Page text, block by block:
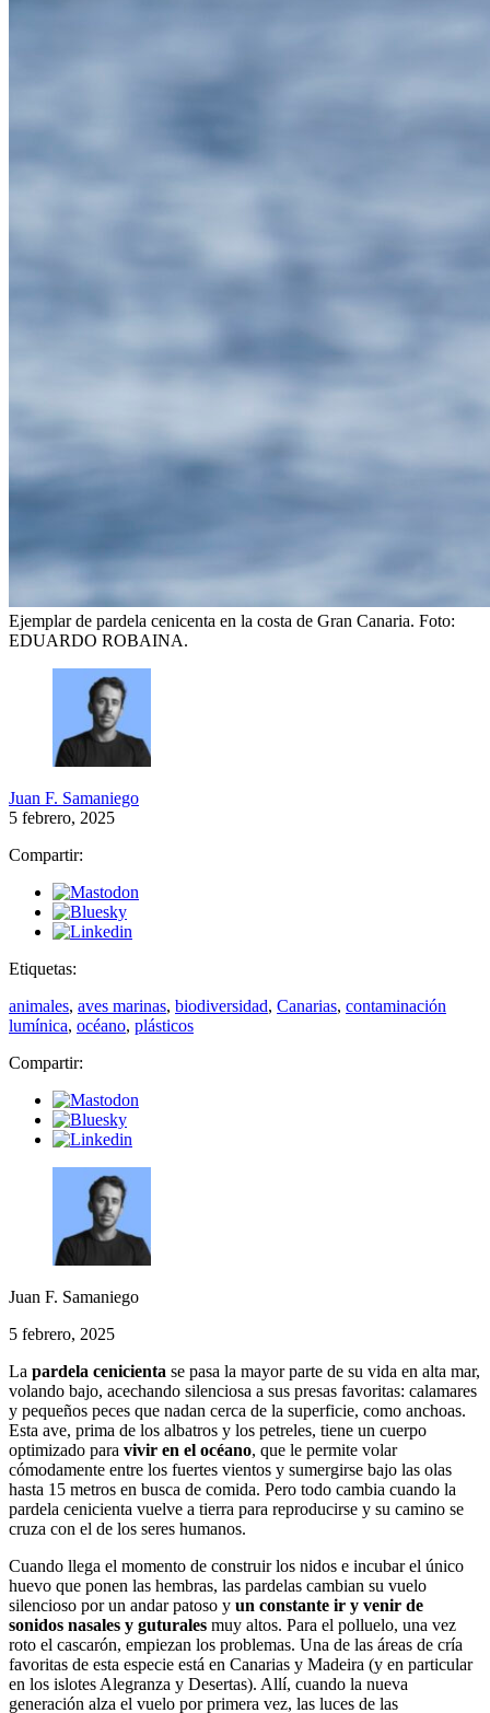
Ejemplar de pardela cenicenta en la costa de Gran Canaria. Foto:
EDUARDO ROBAINA.
Juan F. Samaniego
5 febrero, 2025
Compartir:
Etiquetas:
animales, aves marinas, biodiversidad, Canarias, contaminación
lumínica, océano, plásticos
Compartir:
Juan F. Samaniego
5 febrero, 2025
La pardela cenicienta se pasa la mayor parte de su vida en alta mar,
volando bajo, acechando silenciosa a sus presas favoritas: calamares
y pequeños peces que nadan cerca de la superficie, como anchoas.
Esta ave, prima de los albatros y los petreles, tiene un cuerpo
optimizado para vivir en el océano, que le permite volar
cómodamente entre los fuertes vientos y sumergirse bajo las olas
hasta 15 metros en busca de comida. Pero todo cambia cuando la
pardela cenicienta vuelve a tierra para reproducirse y su camino se
cruza con el de los seres humanos.
Cuando llega el momento de construir los nidos e incubar el único
huevo que ponen las hembras, las pardelas cambian su vuelo
silencioso por un andar patoso y un constante ir y venir de
sonidos nasales y guturales muy altos. Para el polluelo, una vez
roto el cascarón, empiezan los problemas. Una de las áreas de cría
favoritas de esta especie está en Canarias y Madeira (y en particular
en los islotes Alegranza y Desertas). Allí, cuando la nueva
generación alza el vuelo por primera vez, las luces de las